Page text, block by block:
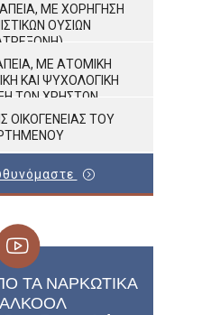
ΜΕ ΧΟΡΉΓΗΣΗ
ΟΥΣΙΏΝ
ΜΕ ΑΤΟΜΙΚΉ
ΚΑΙ ΨΥΧΟΛΟΓΙΚΉ
ΤΩΝ ΧΡΗΣΤΏΝ
ΟΙΚΟΓΈΝΕΙΑΣ ΤΟΥ
ΤΑ ΝΑΡΚΩΤΙΚΆ
ΑΛΚΟΌΛ